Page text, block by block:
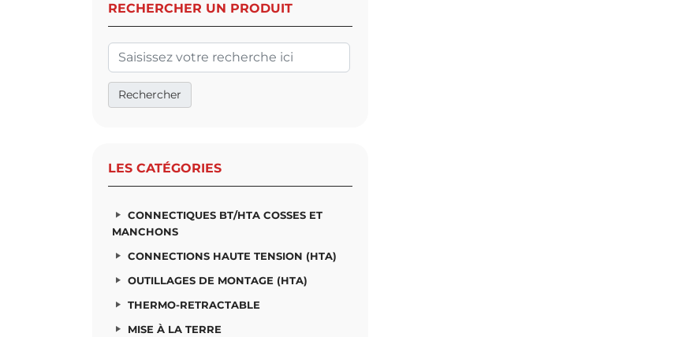
RECHERCHER UN PRODUIT
LES CATÉGORIES
CONNECTIQUES BT/HTA COSSES ET
MANCHONS
CONNECTIONS HAUTE TENSION (HTA)
OUTILLAGES DE MONTAGE (HTA)
THERMO-RETRACTABLE
MISE À LA TERRE